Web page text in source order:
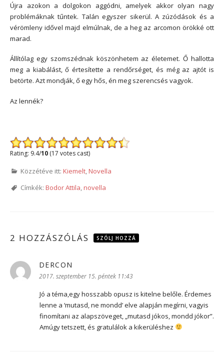
Újra azokon a dolgokon aggódni, amelyek akkor olyan nagy
problémáknak tűntek. Talán egyszer sikerül. A zúzódások és a
vérömleny idővel majd elmúlnak, de a heg az arcomon örökké ott
marad.
Állítólag egy szomszédnak köszönhetem az életemet. Ő hallotta
meg a kiabálást, ő értesítette a rendőrséget, és még az ajtót is
betörte. Azt mondják, ő egy hős, én meg szerencsés vagyok.
Az lennék?
Rating: 9.4/10 (17 votes cast)
Közzétéve itt: Kiemelt Novella
Címkék: Bodor Attila novella
2 HOZZÁSZÓLÁS SZÓLJ HOZZÁ
DERCON
2017. szeptember 15. péntek 11:43
Jó a téma,egy hosszabb opusz is kitelne belőle. Érdemes
lenne a ‘mutasd, ne mondd’ elve alapján megírni, vagyis
finomítani az alapszöveget, „mutasd jókos, mondd jókor”.
Amúgy tetszett, és gratulálok a kikerüléshez